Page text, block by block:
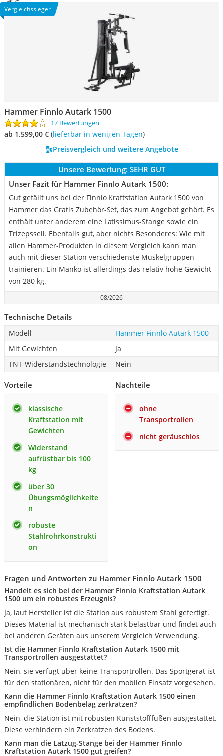
Vergleichssieger
Hammer Finnlo Autark 1500
17 Bewertungen
ab 1.599,00 € ( Lieferbar in wenigen Tagen)
Preisvergleich und weitere Angebote
Unsere Bewertung: SEHR GUT
Unser Fazit für Hammer Finnlo Autark 1500:
Gut gefällt uns bei der Finnlo Kraftstation Autark 1500 von
Hammer das Gratis Zubehör-Set, das zum Angebot gehört. Es
enthält unter anderem eine Latissimus-Stange sowie ein
Trizepsseil. Ebenfalls gut, aber nichts Besonderes: Wie mit
allen Hammer-Produkten in diesem Vergleich kann man
auch mit dieser Station verschiedenste Muskelgruppen
trainieren. Ein Manko ist allerdings das relativ hohe Gewicht
von 280 kg.
08/2026
Technische Details
Modell
Hammer Finnlo Autark 1500
Mit Gewichten
Ja
TNT-Widerstandstechnologie
Nein
Vorteile
klassische
Kraftstation mit
Gewichten
Widerstand
aufrüstbar bis 100
kg
über 30
Übungsmöglichkeite
n
robuste
Stahlrohrkonstrukti
on
Nachteile
ohne
Transportrollen
nicht geräuschlos
Fragen und Antworten zu Hammer Finnlo Autark 1500
Handelt es sich bei der Hammer Finnlo Kraftstation Autark
1500 um ein robustes Erzeugnis?
Ja, laut Hersteller ist die Station aus robustem Stahl gefertigt.
Dieses Material ist mechanisch stark belastbar und findet auch
bei anderen Geräten aus unserem Vergleich Verwendung.
Ist die Hammer Finnlo Kraftstation Autark 1500 mit
Transportrollen ausgestattet?
Nein, sie verfügt über keine Transportrollen. Das Sportgerät ist
für den stationären, nicht für den mobilen Einsatz vorgesehen.
Kann die Hammer Finnlo Kraftstation Autark 1500 einen
empfindlichen Bodenbelag zerkratzen?
Nein, die Station ist mit robusten Kunststofffüßen ausgestattet.
Diese verhindern ein Zerkratzen des Bodens.
Kann man die Latzug-Stange bei der Hammer Finnlo
Kraftstation Autark 1500 gut greifen?